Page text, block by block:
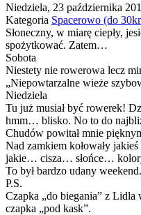
Niedziela, 23 października
Kategoria Spacerowo (do
Słoneczny, w miarę ciepły,
spożytkować. Zatem…
Sobota
Niestety nie rowerowa lecz
„Niepowtarzalne wieże
Niedziela
Tu już musiał być rowerek!
hmm… blisko. No to do
Chudów powitał mnie
Nad zamkiem kołowały
jakie… cisza… słońce…
To był bardzo udany weekend.
P.S.
Czapka „do biegania” z Lidla
czapka „pod kask”.